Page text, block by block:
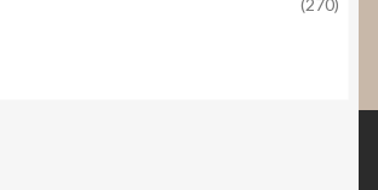
(270)